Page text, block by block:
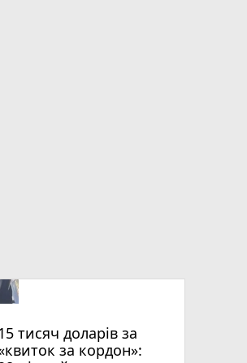
тисяч доларів за
за кордон»: